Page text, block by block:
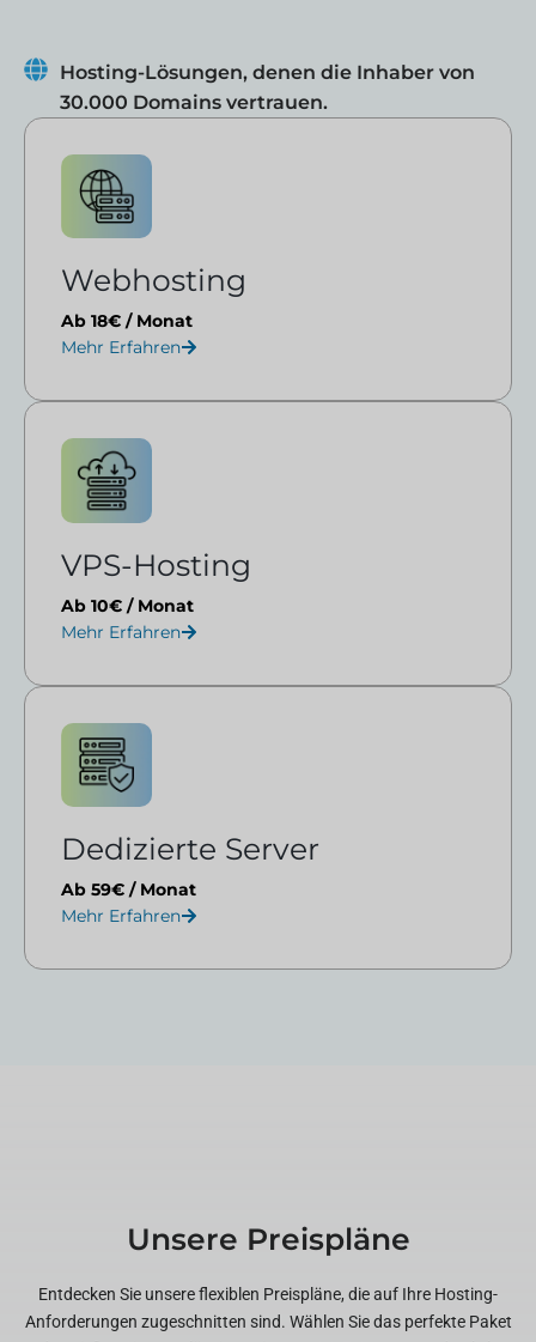
Hosting-Lösungen, denen die Inhaber von
30.000 Domains vertrauen.
Webhosting
Ab 18€ / Monat
Mehr Erfahren
VPS-Hosting
Ab 10€ / Monat
Mehr Erfahren
Dedizierte Server
Ab 59€ / Monat
Mehr Erfahren
Unsere Preispläne
Entdecken Sie unsere flexiblen Preispläne, die auf Ihre Hosting-
Anforderungen zugeschnitten sind. Wählen Sie das perfekte Paket